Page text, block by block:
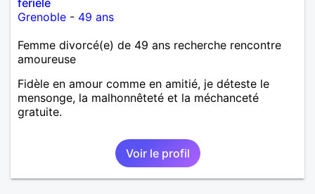
Grenoble - 49 ans
Femme divorcé(e) de 49 ans recherche rencontre
amoureuse
Fidèle en amour comme en amitié, je déteste le
mensonge, la malhonnêteté et la méchanceté
gratuite.
Voir le profil